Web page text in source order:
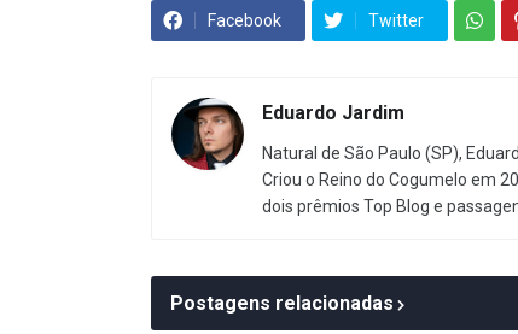
Facebook Twitter
Eduardo Jardim
Natural de São Paulo (SP),
Criou o Reino do Cogumelo em
dois prêmios Top Blog e
Postagens relacionadas